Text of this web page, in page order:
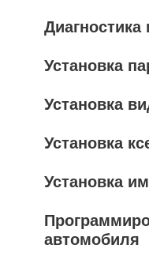
Установка
Установка
Установка
Установка
автомобиля